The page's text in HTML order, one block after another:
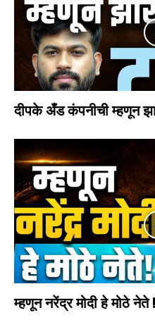
दीपके अँड कंपनीची म्हणून
म्हणून नरेंद्र मोदी हे मोठे नेते !